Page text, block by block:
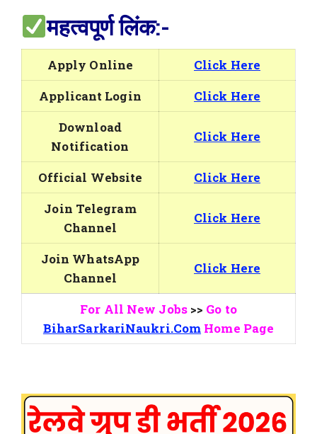
महत्वपूर्ण लिंक:-
Apply Online
Click Here
Applicant Login
Click Here
Download
Notification
Click Here
Official Website
Click Here
Join Telegram
Channel
Click Here
Join WhatsApp
Channel
Click Here
For All New Jobs>> Go to
BiharSarkariNaukri.Com Home Page